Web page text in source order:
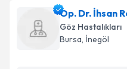
Op. Dr. İhsan
Göz Hastalıkları
Bursa, İnegöl